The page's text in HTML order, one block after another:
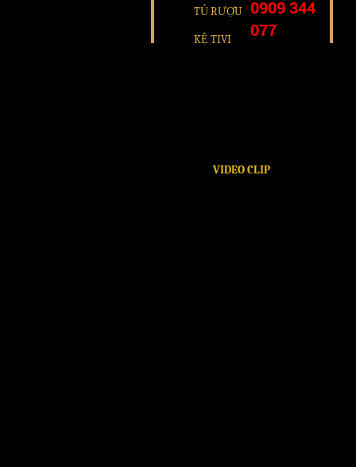
TỦ RƯỢU
KỆ TIVI
0909 344
077
VIDEO CLIP